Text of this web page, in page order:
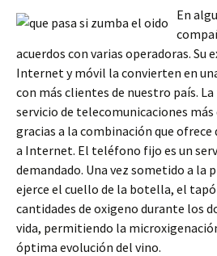
En
acuerdos con varias operadoras. Su
Internet y móvil la convierten en
con más clientes de nuestro país.
servicio de telecomunicaciones más
gracias a la combinación que ofrece
a Internet. El teléfono fijo es un
demandado. Una vez sometido a la
ejerce el cuello de la botella, el
cantidades de oxigeno durante los
vida, permitiendo la
óptima evolución del vino.